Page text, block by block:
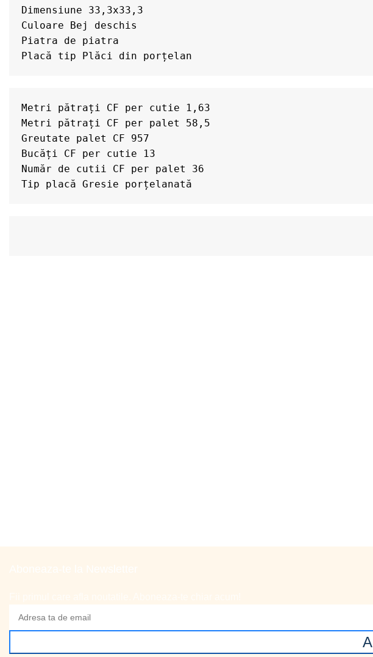
Dimensiune 33,3x33,3
Culoare Bej deschis
Piatra de piatra
Metri pătrați CF per cutie 1,63
Metri pătrați CF per palet 58,5
Greutate palet CF 957
Bucăți CF per cutie 13
Număr de cutii CF per palet 36
Tip placă Gresie porțelanată